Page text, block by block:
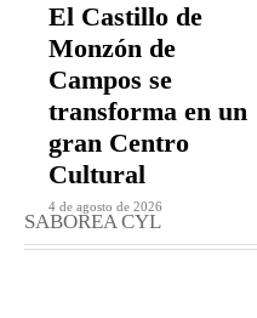
El Castillo de
Monzón de
Campos se
transforma en un
gran Centro
Cultural
4 de agosto de 2026
SABOREA CYL